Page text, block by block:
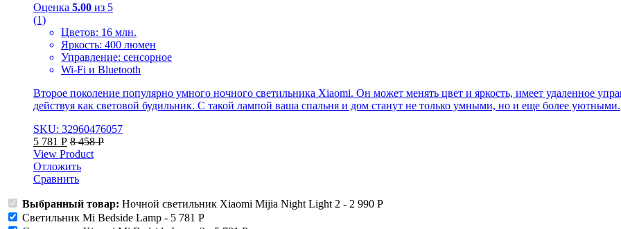
Оценка 5.00 из 5
(1)
Цветов: 16 млн.
Яркость: 400 люмен
Управление: сенсорное
Wi-Fi и Bluetooth
Второе поколение популярно умного ночного светильника Xiaomi. Он может менять цвет и яркость, имеет удаленное
действуя как световой будильник. С такой лампой ваша спальня и дом станут не только умными, но и еще более уютными.
SKU: 32960476057
5 781 Р 8 458Р
View Product
Отложить
Сравнить
Выбранный товар: Ночной светильник Xiaomi Mijia Night Light 2 - 2 990 Р
Светильник Mi Bedside Lamp - 5 781 Р